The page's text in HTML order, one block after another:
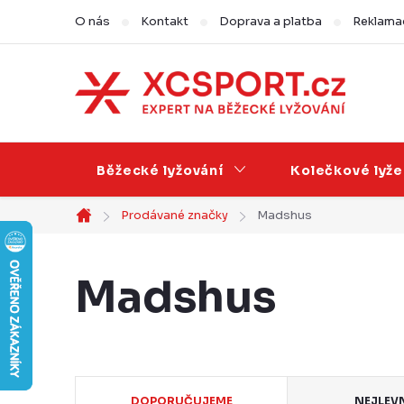
obsah
O nás Kontakt Doprava a platba
Běžecké lyžování Kolečkové lyže
Domů
Prodávané značky Madshus
Madshus
DOPORUČUJEME